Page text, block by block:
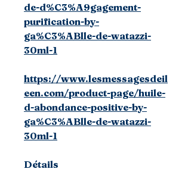
de-d%C3%A9gagement-
purification-by-
ga%C3%ABlle-de-watazzi-
30ml-1
https://www.lesmessagesdeil
een.com/product-page/huile-
d-abondance-positive-by-
ga%C3%ABlle-de-watazzi-
30ml-1
Détails